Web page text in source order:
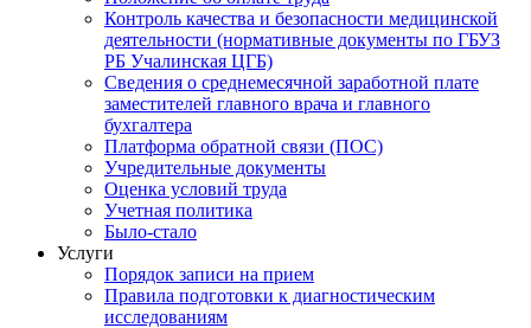
Контроль качества и безопасности медицинской
деятельности (нормативные документы по ГБУЗ
РБ Учалинская ЦГБ)
Сведения о среднемесячной заработной плате
заместителей главного врача и главного
бухгалтера
Платформа обратной связи (ПОС)
Учредительные документы
Оценка условий труда
Учетная политика
Было-стало
Услуги
Порядок записи на прием
Правила подготовки к диагностическим
исследованиям